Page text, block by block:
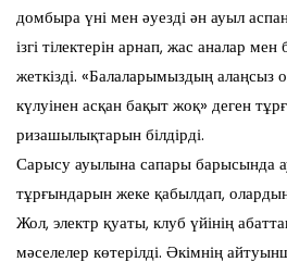
домбыра үні мен әуезді ән ауыл
ізгі тілектерін арнап, жас аналар
жеткізді. «Балаларымыздың
күлуінен асқан бақыт жоқ» деген
ризашылықтарын білдірді.
Сарысу ауылына сапары барысында
тұрғындарын жеке қабылдап,
Жол, электр қуаты, клуб үйінің
мәселелер көтерілді. Әкімнің